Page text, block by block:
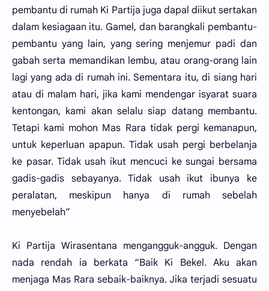
pembantu di rumah Ki Partija juga dapal diikut sertakan
dalam kesiagaan itu. Gamel, dan barangkali pembantu-
pembantu yang lain, yang sering menjemur padi dan
gabah serta memandikan lembu, atau orang-orang lain
lagi yang ada di rumah ini. Sementara itu, di siang hari
atau di malam hari, jika kami mendengar isyarat suara
kentongan, kami akan selalu siap datang membantu.
Tetapi kami mohon Mas Rara tidak pergi kemanapun,
untuk keperluan apapun. Tidak usah pergi berbelanja
ke pasar. Tidak usah ikut mencuci ke sungai bersama
gadis-gadis sebayanya. Tidak usah ikut ibunya ke
peralatan, meskipun hanya di rumah sebelah
menyebelah”
Ki Partija Wirasentana mengangguk-angguk. Dengan
nada rendah ia berkata “Baik Ki Bekel. Aku akan
menjaga Mas Rara sebaik-baiknya. Jika terjadi sesuatu